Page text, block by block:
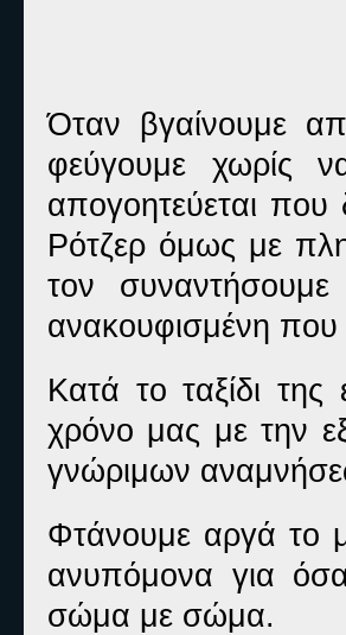
Όταν βγαίνουμε
φεύγουμε χωρίς
απογοητεύεται
Ρότζερ όμως με
τον
ανακουφισμένη
Κατά το ταξίδι
χρόνο μας με την
γνώριμων
Φτάνουμε αργά το
ανυπόμονα για
σώμα με σώμα.